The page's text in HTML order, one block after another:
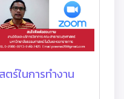
ตร์ในการทำงาน